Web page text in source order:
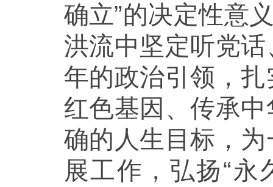
确立”的决定性意
洪流中坚定听党
年的政治引领，
红色基因、传承
确的人生目标，
展工作，弘扬“